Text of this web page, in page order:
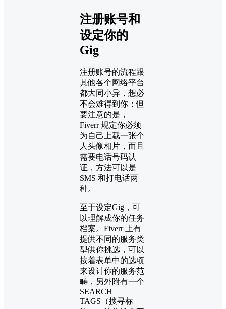
注册账号和
设定你的
Gig
注册账号的流程跟
其他各个网络平台
都大同小异，想必
不会难得到你；但
要注意的是，
Fiverr 规定你必须
为自己上载一张个
人头像相片，而且
需要电话号码认
证，方法可以是
SMS 和打电话两
种。
至于设定Gig，可
以理解成你的任务
档案。Fiverr 上有
提供不同的服务类
型供你挑选，可以
按着表单中的选项
来设计你的服务范
畴，另外附有一个
SEARCH
TAGS（搜寻标